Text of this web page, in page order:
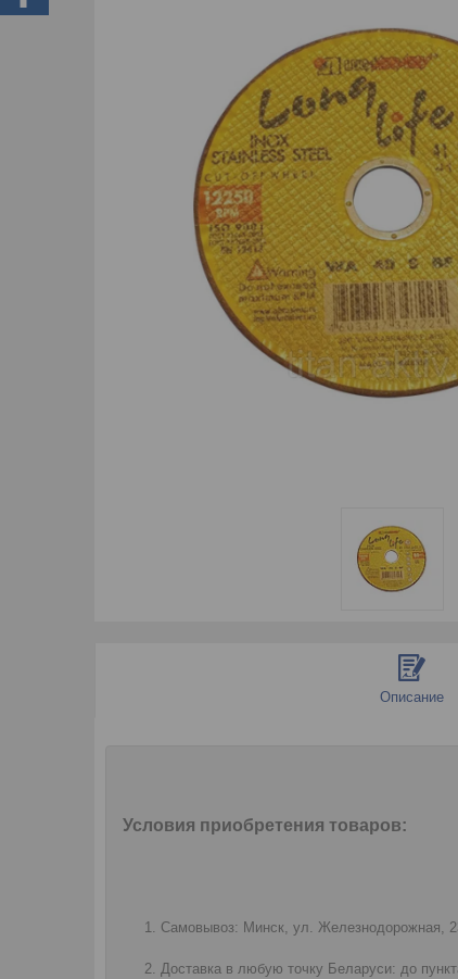
Описание
Условия приобретения товаров:
Самовывоз: Минск, ул. Железнодорожная,
Доставка в любую точку Беларуси: до